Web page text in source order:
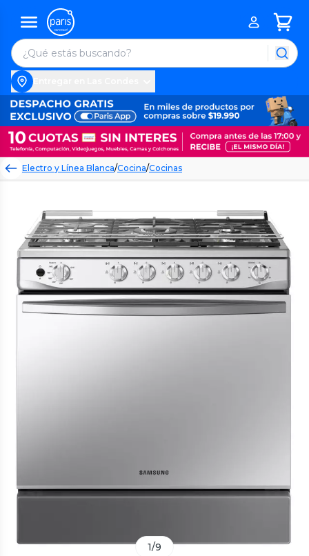
Electro y Línea Blanca/Cocina/Cocinas
1/9